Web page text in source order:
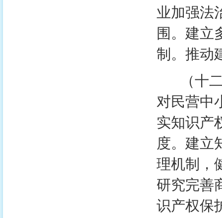
业加强法
围。建立
制。推动
（十二
对民营中
实知识产
度。建立
理机制，
研究完善
识产权保